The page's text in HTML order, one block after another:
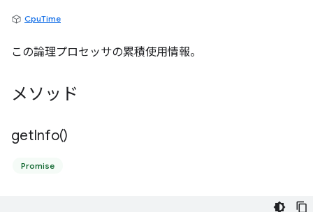
CpuTime
この論理プロセッサの累積使用情報。
メソッド
getInfo()
Promise